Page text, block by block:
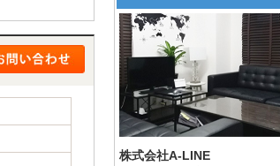
株式会社A-LINE